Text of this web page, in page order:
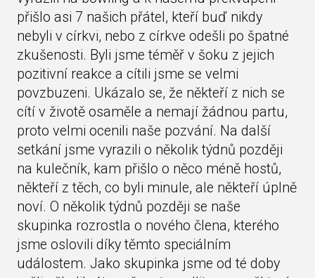
přišlo asi 7 našich přátel, kteří buď nikdy
nebyli v církvi, nebo z církve odešli po špatné
zkušenosti. Byli jsme téměř v šoku z jejich
pozitivní reakce a cítili jsme se velmi
povzbuzeni. Ukázalo se, že někteří z nich se
cítí v životě osaměle a nemají žádnou partu,
proto velmi ocenili naše pozvání. Na další
setkání jsme vyrazili o několik týdnů později
na kulečník, kam přišlo o něco méně hostů,
někteří z těch, co byli minule, ale někteří úplně
noví. O několik týdnů později se naše
skupinka rozrostla o nového člena, kterého
jsme oslovili díky těmto speciálním
událostem. Jako skupinka jsme od té doby